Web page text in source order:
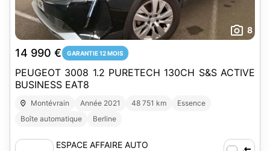
8
14 990 € GARANTIE 12 MOIS
PEUGEOT 3008 1.2 PURETECH 130CH S&S ACTIVE
BUSINESS EAT8
Montévrain Année 2021 48 751 km
Essence
Boîte automatique
Berline
ESPACE AFFAIRE AUTO